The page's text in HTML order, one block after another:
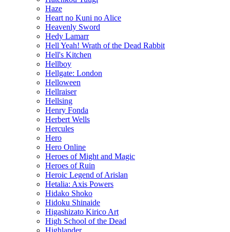
Haze
Heart no Kuni no Alice
Heavenly Sword
Hedy Lamarr
Hell Yeah! Wrath of the Dead Rabbit
Hell's Kitchen
Hellboy
Hellgate: London
Helloween
Hellraiser
Hellsing
Henry Fonda
Herbert Wells
Hercules
Hero
Hero Online
Heroes of Might and Magic
Heroes of Ruin
Heroic Legend of Arislan
Hetalia: Axis Powers
Hidako Shoko
Hidoku Shinaide
Higashizato Kirico Art
High School of the Dead
Highlander